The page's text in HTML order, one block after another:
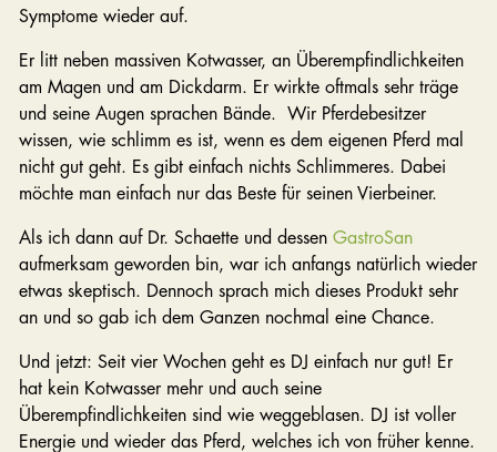
Symptome wieder auf.
Er litt neben massiven Kotwasser, an Überempfindlichkeiten
am Magen und am Dickdarm. Er wirkte oftmals sehr träge
und seine Augen sprachen Bände. Wir Pferdebesitzer
wissen, wie schlimm es ist, wenn es dem eigenen Pferd mal
nicht gut geht. Es gibt einfach nichts Schlimmeres. Dabei
möchte man einfach nur das Beste für seinen Vierbeiner.
Als ich dann auf Dr. Schaette und dessen GastroSan
aufmerksam geworden bin, war ich anfangs natürlich wieder
etwas skeptisch. Dennoch sprach mich dieses Produkt sehr
an und so gab ich dem Ganzen nochmal eine Chance.
Und jetzt: Seit vier Wochen geht es DJ einfach nur gut! Er
hat kein Kotwasser mehr und auch seine
Überempfindlichkeiten sind wie weggeblasen. DJ ist voller
Energie und wieder das Pferd, welches ich von früher kenne.